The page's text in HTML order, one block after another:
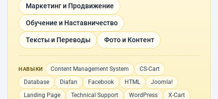
Маркетинг и Продвижение
Обучение и Наставничество
Тексты и Переводы Фото и Контент
НАВЫКИ Content Management System
CS-Cart
Database
Diafan Facebook HTML
Joomla!
Landing Page
Technical Support WordPress
X-Cart